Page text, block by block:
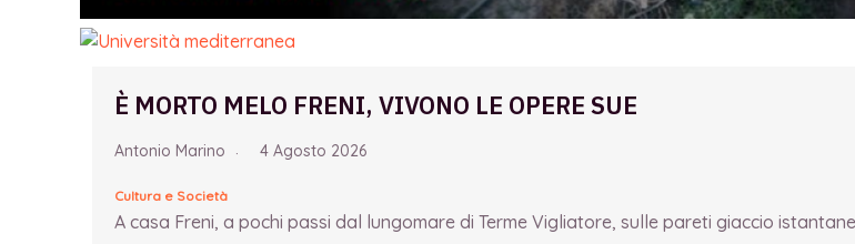
È MORTO MELO FRENI, VIVONO LE OPERE SUE
Antonio Marino 4 Agosto 2026
Cultura e Società
A casa Freni, a pochi passi dal lungomare di Terme Vigliatore, sulle pareti giaccio